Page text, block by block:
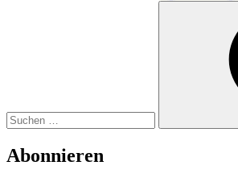
Abonnieren